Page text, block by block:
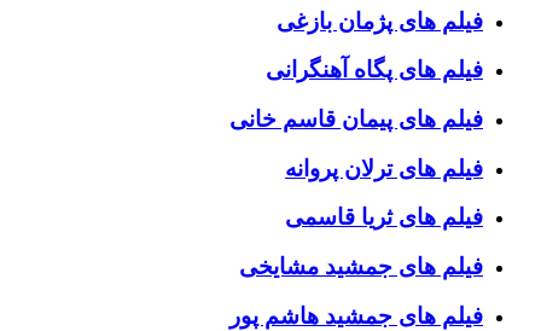
فیلم های پژمان بازغی
فیلم های پگاه آهنگرانی
فیلم های پیمان قاسم خانی
فیلم های ترلان پروانه
فیلم های ثریا قاسمی
فیلم های جمشید مشایخی
فیلم های جمشید هاشم پور